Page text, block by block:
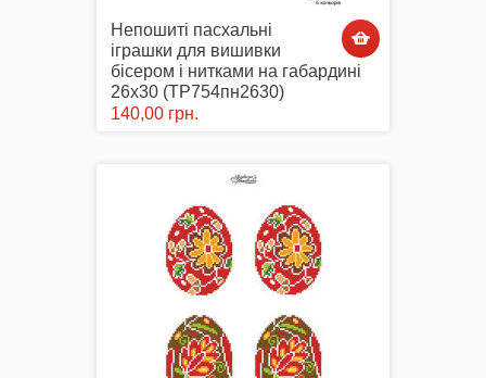
Непошиті пасхальні
іграшки для вишивки
бісером і нитками на габардині
26х30 (ТР754пн2630)
140,00 грн.